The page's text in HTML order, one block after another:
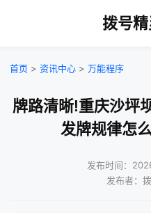
拨号
首页 > 资讯中心 > 万能程序
牌路清晰!重庆沙坪
发牌规律怎
发布时间：
发布者：